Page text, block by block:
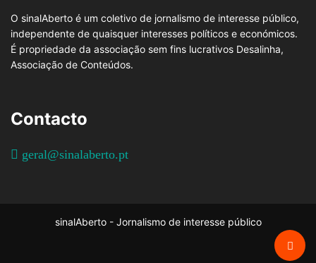
O sinalAberto é um coletivo de jornalismo de interesse público,
independente de quaisquer interesses políticos e económicos.
É propriedade da associação sem fins lucrativos Desalinha,
Associação de Conteúdos.
Contacto
geral@sinalaberto.pt
sinalAberto - Jornalismo de interesse público